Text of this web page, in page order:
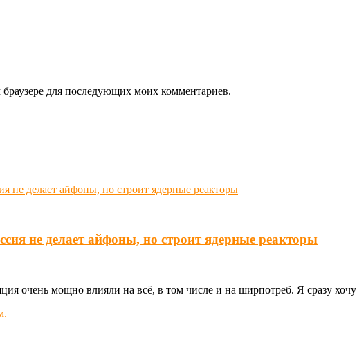
для последующих моих комментариев.
не делает айфоны, но строит ядерные реакторы
очень мощно влияли на всё, в том числе и на ширпотреб. Я сразу хочу